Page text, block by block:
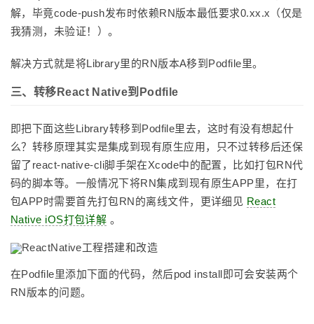
解，毕竟code-push发布时依赖RN版本最低要求0.xx.x（仅是
我猜测，未验证！）。
解决方式就是将Library里的RN版本A移到Podfile里。
三、转移React Native到Podfile
即把下面这些Library转移到Podfile里去，这时有没有想起什
么？转移原理其实是集成到现有原生应用，只不过转移后还保
留了react-native-cli脚手架在Xcode中的配置，比如打包RN代
码的脚本等。一般情况下将RN集成到现有原生APP里，在打
包APP时需要首先打包RN的离线文件，更详细见 React
Native iOS打包详解 。
在Podfile里添加下面的代码，然后pod install即可会安装两个
RN版本的问题。